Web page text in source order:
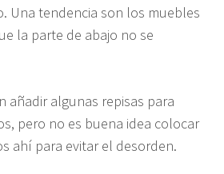
Una tendencia son los muebles
la parte de abajo no se
añadir algunas repisas para
pero no es buena idea colocar
ahí para evitar el desorden.